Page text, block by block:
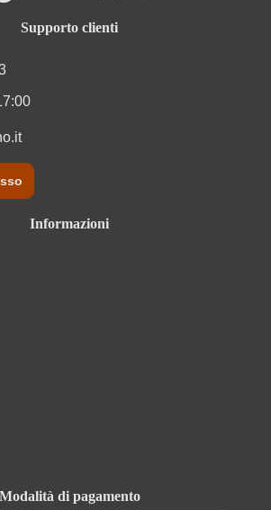
Supporto clienti
Informazioni
Modalità di pagamento